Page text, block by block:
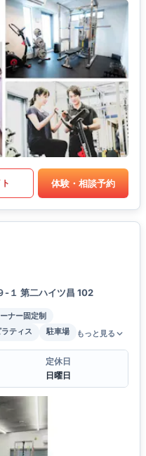
体験・相談予約
-１ 第二ハイツ昌 102
ーナー固定制
ティス 駐車場 もっと見る
定休日
日曜日